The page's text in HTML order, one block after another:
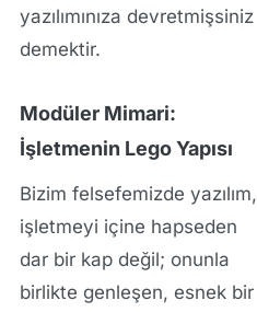
yazılımınıza devretmişsiniz
demektir.
Modüler Mimari:
İşletmenin Lego Yapısı
Bizim felsefemizde yazılım,
işletmeyi içine hapseden
dar bir kap değil; onunla
birlikte genleşen, esnek bir